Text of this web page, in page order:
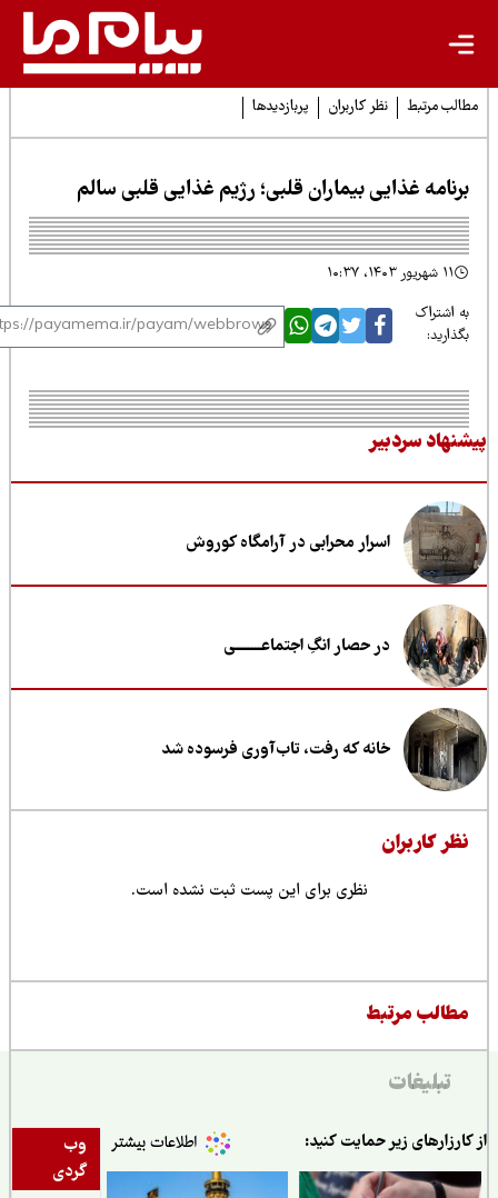
مرتبط نظر کاربران پربازدیدها
غذایی بیماران قلبی؛ رژیم غذایی قلبی سالم
اشتراک
سردبیر
اسرار محرابی در آرامگاه کوروش
در حصار انگِ اجتماعــــــــی
خانه که رفت، تاب‌آوری فرسوده شد
کاربران
نظری برای این پست ثبت نشده است.
مرتبط
تبلیغات
وب
گردی
زیر حمایت کنید: